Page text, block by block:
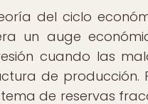
del ciclo
un auge
cuando las
de producción.
de reservas